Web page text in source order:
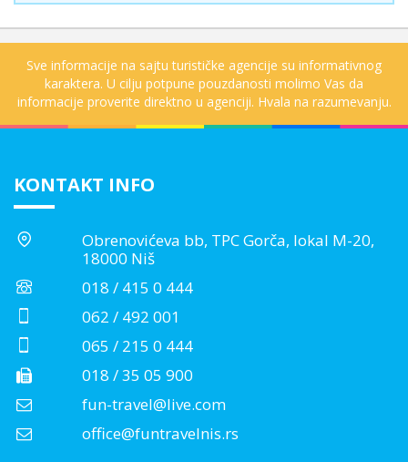
Sve informacije na sajtu turističke agencije su informativnog
karaktera. U cilju potpune pouzdanosti molimo Vas da
informacije proverite direktno u agenciji. Hvala na razumevanju.
KONTAKT INFO
Obrenovićeva bb, TPC Gorča, lokal M-20,
18000 Niš
018 / 415 0 444
062 / 492 001
065 / 215 0 444
018 / 35 05 900
fun-travel@live.com
office@funtravelnis.rs